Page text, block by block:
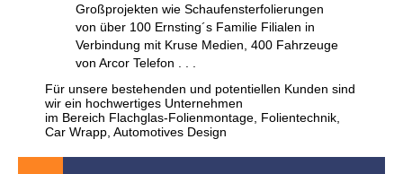
Großprojekten wie Schaufensterfolierungen
von über 100 Ernsting´s Familie Filialen in
Verbindung mit Kruse Medien, 400 Fahrzeuge
von Arcor Telefon . . .
Für unsere bestehenden und potentiellen Kunden sind
wir ein hochwertiges Unternehmen
im Bereich Flachglas-Folienmontage, Folientechnik,
Car Wrapp, Automotives Design